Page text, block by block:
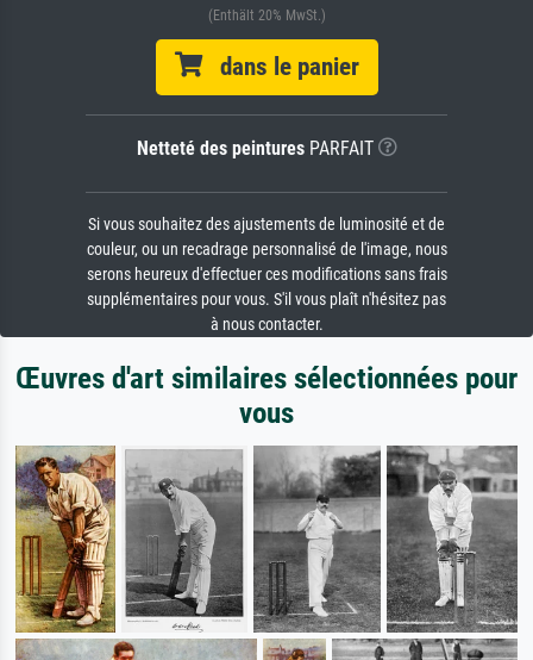
(Enthält 20% MwSt.)
dans le panier
Netteté des peinturesPARFAIT
Si vous souhaitez des ajustements de luminosité et de
couleur, ou un recadrage personnalisé de l'image, nous
serons heureux d'effectuer ces modifications sans frais
supplémentaires pour vous. S'il vous plaît n'hésitez pas
à nous contacter.
Œuvres d'art similaires sélectionnées pour
vous